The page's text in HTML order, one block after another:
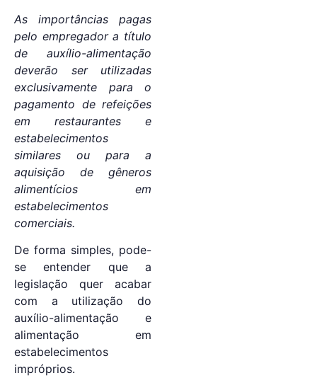
As importâncias pagas
pelo empregador a título
de auxílio-alimentação
deverão ser utilizadas
exclusivamente para o
pagamento de refeições
em restaurantes e
estabelecimentos
similares ou para a
aquisição de gêneros
alimentícios em
estabelecimentos
comerciais.
De forma simples, pode-
se entender que a
legislação quer acabar
com a utilização do
auxílio-alimentação e
alimentação em
estabelecimentos
impróprios.